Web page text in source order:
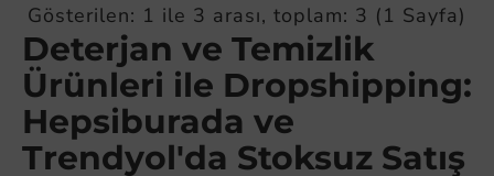
Gösterilen: 1 ile 3 arası, toplam: 3 (1 Sayfa)
Deterjan ve Temizlik
Ürünleri ile Dropshipping:
Hepsiburada ve
Trendyol'da Stoksuz Satış